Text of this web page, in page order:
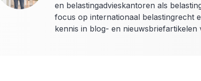
en belastingadvieskantoren als
focus op internationaal belastingrecht
kennis in blog- en nieuwsbriefartikelen